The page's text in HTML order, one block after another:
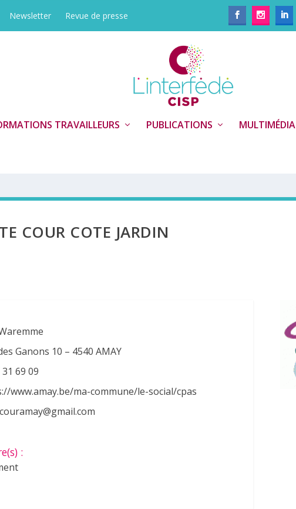
Newsletter Revue de presse
TRAVAILLEURS PUBLICATIONS MULTIMÉDIA
COUR COTE JARDIN
Ganons 10 – 4540 AMAY
69 09
www.amay.be/ma-commune/le-social/cpas
: